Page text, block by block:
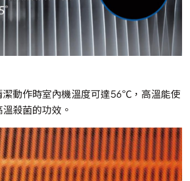
潔動作時室內機溫度可達56℃，高溫能使
殺菌的功效。